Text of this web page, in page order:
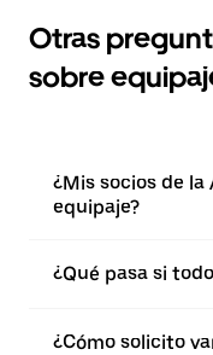
Otras
sobre
¿Mis socios de
equipaje?
¿Qué pasa si
¿Cómo solicito